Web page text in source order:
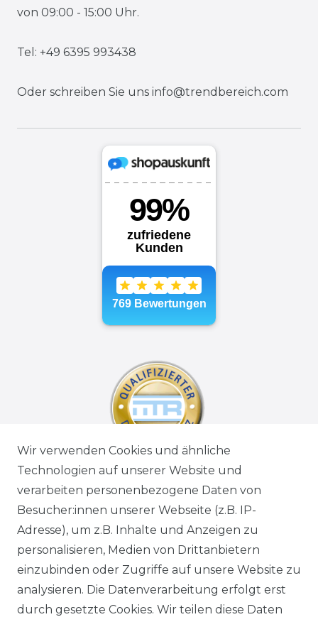
von 09:00 - 15:00 Uhr.
Tel: +49 6395 993438
Oder schreiben Sie uns info@trendbereich.com
Wir verwenden Cookies und ähnliche
Technologien auf unserer Website und
verarbeiten personenbezogene Daten von
Besucher:innen unserer Webseite (z.B. IP-
Adresse), um z.B. Inhalte und Anzeigen zu
personalisieren, Medien von Drittanbietern
einzubinden oder Zugriffe auf unsere Website zu
analysieren. Die Datenverarbeitung erfolgt erst
durch gesetzte Cookies. Wir teilen diese Daten